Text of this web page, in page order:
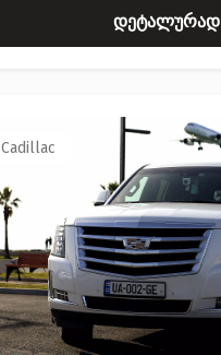
დეტალურად
Cadillac